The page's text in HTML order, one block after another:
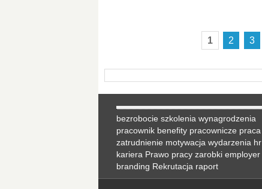
1 2 3
bezrobocie szkolenia wynagrodzenia
pracownik benefity pracownicze praca
zatrudnienie motywacja wydarzenia hr
kariera Prawo pracy zarobki employer
branding Rekrutacja raport